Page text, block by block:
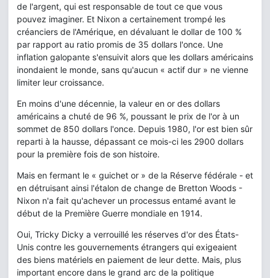
de l'argent, qui est responsable de tout ce que vous
pouvez imaginer. Et Nixon a certainement trompé les
créanciers de l'Amérique, en dévaluant le dollar de 100 %
par rapport au ratio promis de 35 dollars l'once. Une
inflation galopante s'ensuivit alors que les dollars américains
inondaient le monde, sans qu'aucun « actif dur » ne vienne
limiter leur croissance.
En moins d'une décennie, la valeur en or des dollars
américains a chuté de 96 %, poussant le prix de l'or à un
sommet de 850 dollars l'once. Depuis 1980, l'or est bien sûr
reparti à la hausse, dépassant ce mois-ci les 2900 dollars
pour la première fois de son histoire.
Mais en fermant le « guichet or » de la Réserve fédérale - et
en détruisant ainsi l'étalon de change de Bretton Woods -
Nixon n'a fait qu'achever un processus entamé avant le
début de la Première Guerre mondiale en 1914.
Oui, Tricky Dicky a verrouillé les réserves d'or des États-
Unis contre les gouvernements étrangers qui exigeaient
des biens matériels en paiement de leur dette. Mais, plus
important encore dans le grand arc de la politique